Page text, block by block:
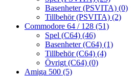
Basenheter (PSVITA) (0)
Tillbehör (PSVITA) (2)
Commodore 64 / 128 (51)
Spel (C64) (46)
Basenheter (C64) (1)
Tillbehör (C64) (4)
Övrigt (C64) (0)
Amiga 500 (5)